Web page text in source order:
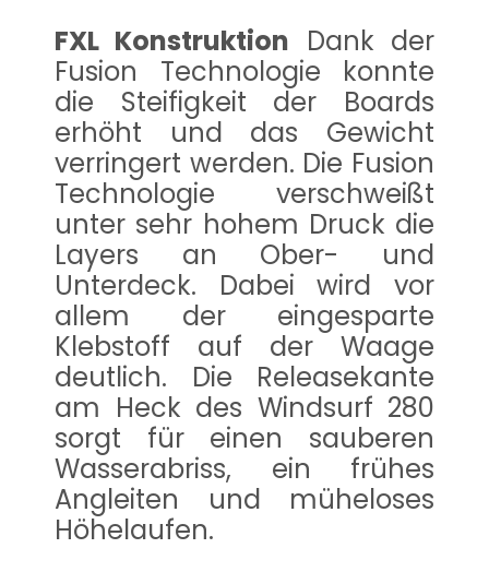
FXL Konstruktion Dank der
Fusion Technologie konnte
die Steifigkeit der Boards
erhöht und das Gewicht
verringert werden. Die Fusion
Technologie verschweißt
unter sehr hohem Druck die
Layers an Ober- und
Unterdeck. Dabei wird vor
allem der eingesparte
Klebstoff auf der Waage
deutlich. Die Releasekante
am Heck des Windsurf 280
sorgt für einen sauberen
Wasserabriss, ein frühes
Angleiten und müheloses
Höhelaufen.